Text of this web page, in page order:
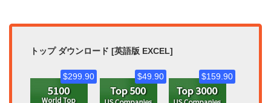
トップ ダウンロード [英語版 EXCEL]
$299.90 $49.90 $159.90